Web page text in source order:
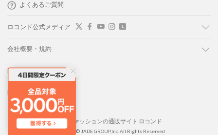
よくあるご質問
ロコンド公式メディア
会社概要・規約
LOCONDO PC版
LOCONDO アプリ
靴とファッションの通販サイト ロコンド
Copyright © JADE GROUP,Inc. All Rights Reserved